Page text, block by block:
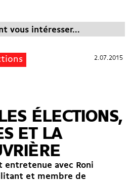
vous intéresser...
2.07.2015
2.07.2015
ÉLECTIONS,
ET LA
entretenue avec Roni
et membre de